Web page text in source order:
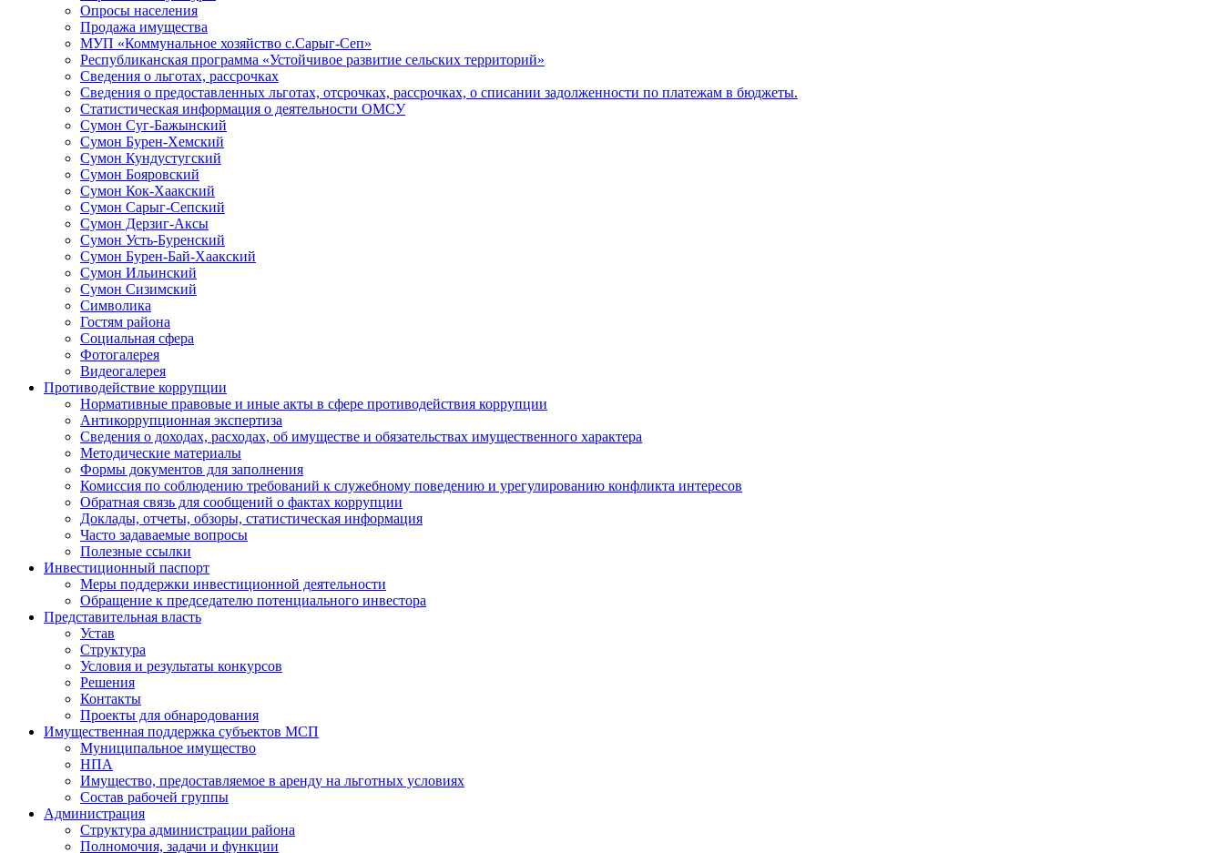
Опросы населения
Продажа имущества
МУП «Коммунальное хозяйство с.Сарыг-Сеп»
Республиканская программа «Устойчивое развитие сельских территорий»
Сведения о льготах, рассрочках
Сведения о предоставленных льготах, отсрочках, рассрочках, о списании задолженности по платежам в бюджеты.
Статистическая информация о деятельности ОМСУ
Сумон Суг-Бажынский
Сумон Бурен-Хемский
Сумон Кундустугский
Сумон Бояровский
Сумон Кок-Хаакский
Сумон Сарыг-Сепский
Сумон Дерзиг-Аксы
Сумон Усть-Буренский
Сумон Бурен-Бай-Хаакский
Сумон Ильинский
Сумон Сизимский
Символика
Гостям района
Социальная сфера
Фотогалерея
Видеогалерея
Противодействие коррупции
Нормативные правовые и иные акты в сфере противодействия коррупции
Антикоррупционная экспертиза
Сведения о доходах, расходах, об имуществе и обязательствах имущественного характера
Методические материалы
Формы документов для заполнения
Комиссия по соблюдению требований к служебному поведению и урегулированию конфликта интересов
Обратная связь для сообщений о фактах коррупции
Доклады, отчеты, обзоры, статистическая информация
Часто задаваемые вопросы
Полезные ссылки
Инвестиционный паспорт
Меры поддержки инвестиционной деятельности
Обращение к председателю потенциального инвестора
Представительная власть
Устав
Структура
Условия и результаты конкурсов
Решения
Контакты
Проекты для обнародования
Имущественная поддержка субъектов МСП
Муниципальное имущество
НПА
Имущество, предоставляемое в аренду на льготных условиях
Состав рабочей группы
Администрация
Структура администрации района
Полномочия, задачи и функции